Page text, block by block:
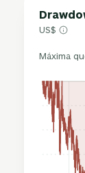
US$
Máxima